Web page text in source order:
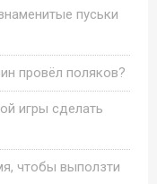
пуськи
провёл поляков?
игры сделать
чтобы выползти